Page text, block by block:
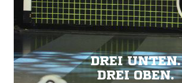
DREI UNTEN.
DREI OBEN.